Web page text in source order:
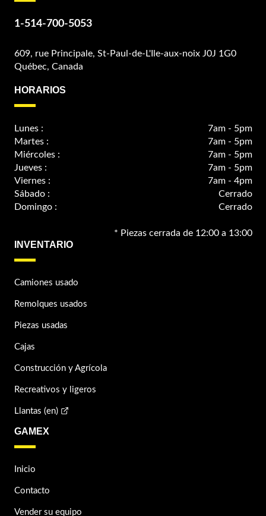
1-514-700-5053
609, rue Principale, St-Paul-de-L'Ile-aux-noix J0J 1G0
Québec, Canada
HORARIOS
Lunes :
7am - 5pm
Martes :
7am - 5pm
Miércoles :
7am - 5pm
Jueves :
7am - 5pm
Viernes :
7am - 4pm
Sábado :
Cerrado
Domingo :
Cerrado
* Piezas cerrada de 12:00 a 13:00
INVENTARIO
Camiones usado
Remolques usados
Piezas usadas
Cajas
Construcción y Agrícola
Recreativos y ligeros
Llantas (en)
GAMEX
Inicio
Contacto
Vender su equipo